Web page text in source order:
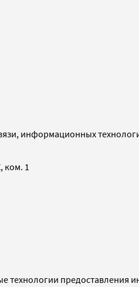
информационных
ком. 1
предоставления